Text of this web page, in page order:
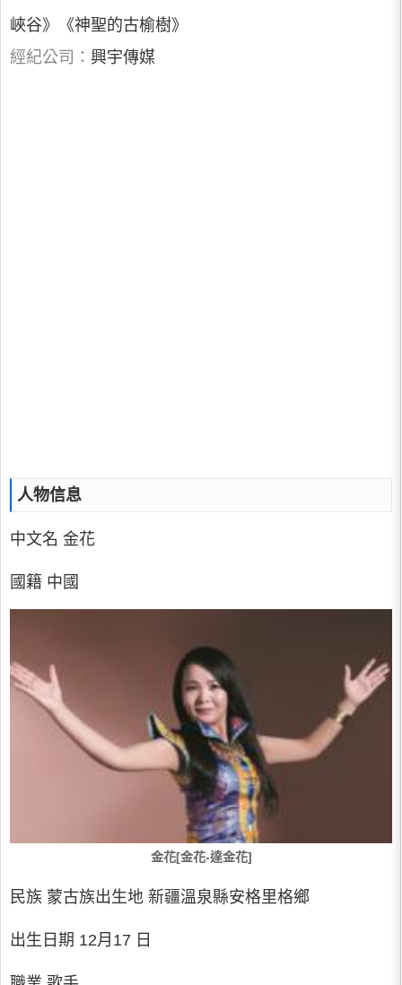
峽谷》《神聖的古榆樹》
經紀公司： 興宇傳媒
人物信息
中文名 金花
國籍 中國
金花[金花-達金花]
民族 蒙古族出生地 新疆溫泉縣安格里格鄉
出生日期 12月17 日